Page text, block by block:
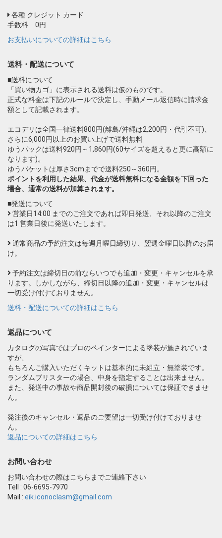
各種 クレジット カード
手数料 0円
お支払いについての詳細はこちら
送料・配送について
■送料について
「買い物カゴ」に表示される送料は仮のものです。
正式な料金は下記のルールで決定し、手動メール返信時に請求金
額として記載されます。
エコデリは全国一律送料800円(離島/沖縄は2,200円・代引不可)、
さらに6,000円以上のお買い上げで送料無料
ゆうパックは送料920円～1,860円(60サイズを超えると更に高額に
なります)。
ゆうパケットは厚さ3cmまでで送料250～360円。
ポイントを利用した結果、代金が送料無料になる金額を下回った
場合、通常の送料が加算されます。
■発送について
営業日14:00 までのご注文であれば即日発送、それ以降のご注文
は1 営業日後に発送いたします。
通常商品の予約注文は毎週月曜日締切り、翌週金曜日以降のお届
け。
予約注文は締切日の前ならいつでも追加・変更・キャンセルを承
ります。しかしながら、締切日以降の追加・変更・キャンセルは
一切受け付けておりません。
送料・配送についての詳細はこちら
返品について
カタログの写真ではプロのペインターによる塗装が施されていま
すが、
もちろんご購入いただくキットは基本的に未組立・無塗装です。
ランダムブリスターの場合、中身を指定することは出来ません。
また、発送中の事故や商品開封後の破損については保証できませ
ん。
発注後のキャンセル・返品のご要望は一切受け付けておりませ
ん。
返品についての詳細はこちら
お問い合わせ
お問い合わせの際はこちらまでご連絡下さい
Tell : 06-6695-7970
Mail : eik.iconoclasm@gmail.com